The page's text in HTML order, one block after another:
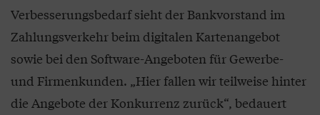
Verbesserungsbedarf sieht der Bankvorstand im
Zahlungsverkehr beim digitalen Kartenangebot
sowie bei den Software-Angeboten für Gewerbe-
und Firmenkunden. „Hier fallen wir teilweise hinter
die Angebote der Konkurrenz zurück“, bedauert